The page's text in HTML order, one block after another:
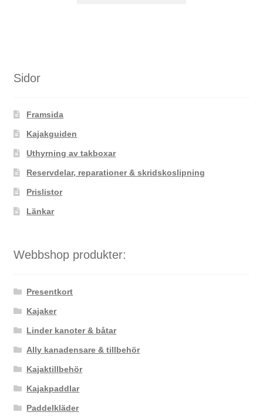
Sidor
Framsida
Kajakguiden
Uthyrning av takboxar
Reservdelar, reparationer & skridskoslipning
Prislistor
Länkar
Webbshop produkter:
Presentkort
Kajaker
Linder kanoter & båtar
Ally kanadensare & tillbehör
Kajaktillbehör
Kajakpaddlar
Paddelkläder